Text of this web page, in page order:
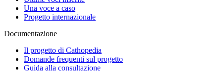
Una voce a caso
Progetto internazionale
Documentazione
Il progetto di Cathopedia
Domande frequenti sul progetto
Guida alla consultazione